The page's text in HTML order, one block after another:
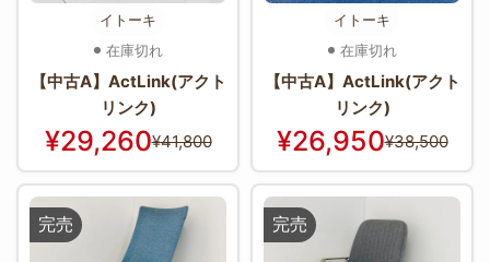
イトーキ
在庫切れ
【中古A】ActLink(アクト
リンク)
¥29,260¥41,800
イトーキ
在庫切れ
【中古A】ActLink(アクト
リンク)
¥26,950¥38,500
完売 完売